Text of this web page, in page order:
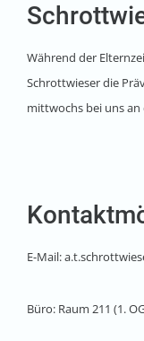
Während der
Schrottwieser die
mittwochs bei uns
E-Mail:
Büro: Raum 211 (1.